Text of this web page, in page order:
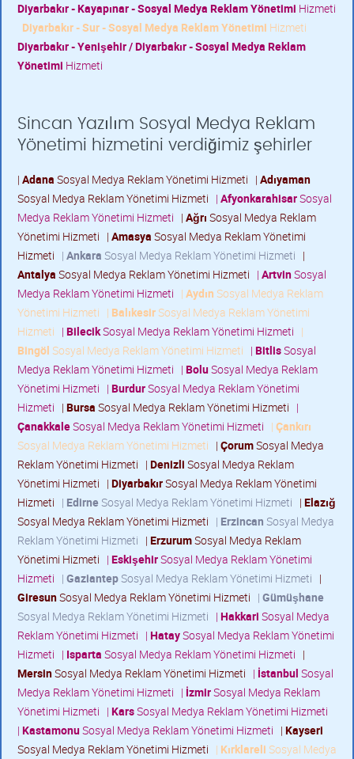
Diyarbakır - Kayapınar - Sosyal Medya Reklam Yönetimi Hizmeti
Diyarbakır - Sur - Sosyal Medya Reklam Yönetimi Hizmeti
Diyarbakır - Yenişehir / Diyarbakır - Sosyal Medya Reklam
Yönetimi Hizmeti
Sincan Yazılım Sosyal Medya Reklam
Yönetimi hizmetini verdiğimiz şehirler
| Adana Sosyal Medya Reklam Yönetimi Hizmeti | Adıyaman
Sosyal Medya Reklam Yönetimi Hizmeti | AfyonkarahisarSosyal
Medya Reklam Yönetimi Hizmeti | Ağrı Sosyal Medya Reklam
Yönetimi Hizmeti | Amasya Sosyal Medya Reklam Yönetimi
Hizmeti | Ankara Sosyal Medya Reklam Yönetimi Hizmeti |
Antalya Sosyal Medya Reklam Yönetimi Hizmeti | ArtvinSosyal
Medya Reklam Yönetimi Hizmeti | Aydın Sosyal Medya Reklam
Yönetimi Hizmeti | BalıkesirSosyal Medya Reklam Yönetimi
Hizmeti | BilecikSosyal Medya Reklam Yönetimi Hizmeti |
Bingöl Sosyal Medya Reklam Yönetimi Hizmeti | BitlisSosyal
Medya Reklam Yönetimi Hizmeti | BoluSosyal Medya Reklam
Yönetimi Hizmeti | BurdurSosyal Medya Reklam Yönetimi
Hizmeti | Bursa Sosyal Medya Reklam Yönetimi Hizmeti |
ÇanakkaleSosyal Medya Reklam Yönetimi Hizmeti | Çankırı
Sosyal Medya Reklam Yönetimi Hizmeti | ÇorumSosyal Medya
Reklam Yönetimi Hizmeti | Denizli Sosyal Medya Reklam
Yönetimi Hizmeti | DiyarbakırSosyal Medya Reklam Yönetimi
Hizmeti | Edirne Sosyal Medya Reklam Yönetimi Hizmeti | Elazığ
Sosyal Medya Reklam Yönetimi Hizmeti | Erzincan Sosyal Medya
Reklam Yönetimi Hizmeti | ErzurumSosyal Medya Reklam
Yönetimi Hizmeti | EskişehirSosyal Medya Reklam Yönetimi
Hizmeti | GaziantepSosyal Medya Reklam Yönetimi Hizmeti |
GiresunSosyal Medya Reklam Yönetimi Hizmeti | Gümüşhane
Sosyal Medya Reklam Yönetimi Hizmeti | Hakkari Sosyal Medya
Reklam Yönetimi Hizmeti | HataySosyal Medya Reklam Yönetimi
Hizmeti | Isparta Sosyal Medya Reklam Yönetimi Hizmeti |
MersinSosyal Medya Reklam Yönetimi Hizmeti | İstanbul Sosyal
Medya Reklam Yönetimi Hizmeti | İzmirSosyal Medya Reklam
Yönetimi Hizmeti | KarsSosyal Medya Reklam Yönetimi Hizmeti
| KastamonuSosyal Medya Reklam Yönetimi Hizmeti | Kayseri
Sosyal Medya Reklam Yönetimi Hizmeti | Kırklareli Sosyal Medya